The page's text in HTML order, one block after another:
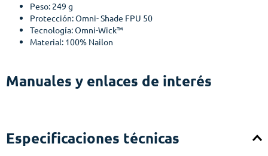
Peso: 249 g
Protección: Omni- Shade FPU 50
Tecnología: Omni-Wick™
Material: 100% Nailon
Manuales y enlaces de interés
Especificaciones técnicas